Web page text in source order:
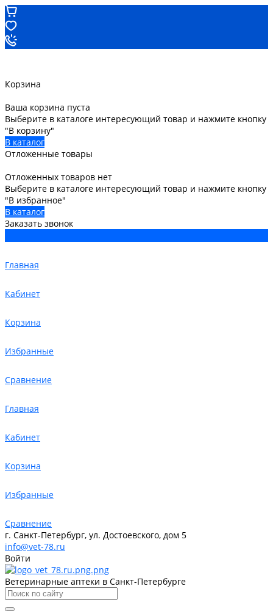
Корзина
Ваша корзина пуста
Выберите в каталоге интересующий товар и нажмите кнопку
"В корзину"
В каталог
Отложенные товары
Отложенных товаров нет
Выберите в каталоге интересующий товар и нажмите кнопку
"В избранное"
В каталог
Заказать звонок
Главная
Кабинет
Корзина
Избранные
Сравнение
Главная
Кабинет
Корзина
Избранные
Сравнение
г. Санкт-Петербург, ул. Достоевского, дом 5
info@vet-78.ru
Войти
Ветеринарные аптеки в Санкт-Петербурге